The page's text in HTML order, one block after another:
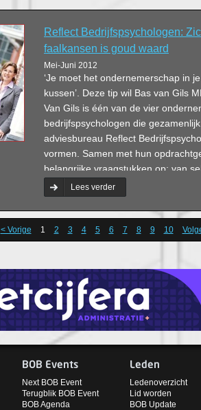
Reflect Bedrijfspsychologen:
faalkansen is goud waard
Mei-Juni 2012
‘Je moet het ondernemerschap in
kussen’. Deze tip wil Bas van Gils
Van Gils is één van de vier
bedrijfspsychologen die
adviesbureau Reflect
vormen. Samen met hun
belangrijke vraagstukken op: van
opvolgingskwesties tot aan
organisatieontwikkeling.
Lees verder
< Vorige 1 2 3 4 5 6 7 8 9 10
BOB Events
Next BOB Event
Terugblik BOB Event
BOB Agenda
Leden
Ledenoverzicht
Lid worden
BOB Update